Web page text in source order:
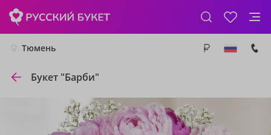
Тюмень
Букет "Барби"